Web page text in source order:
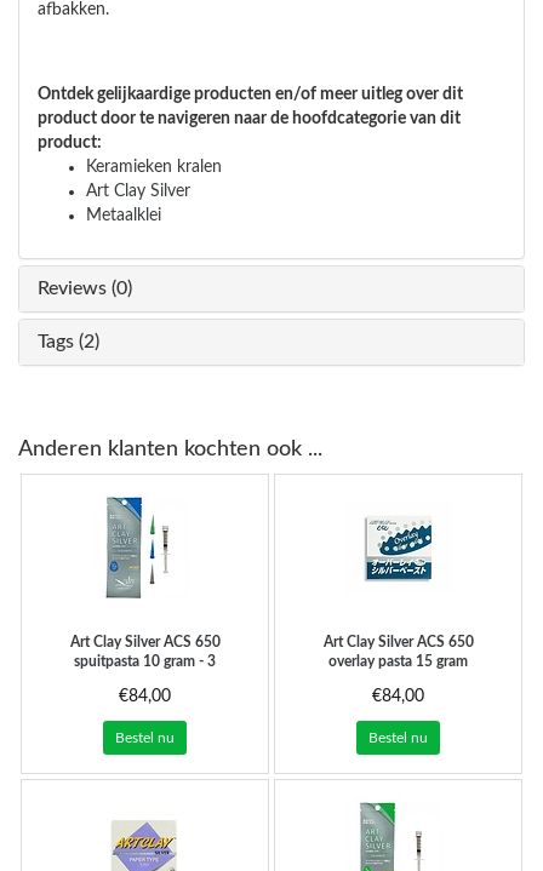
afbakken.
Ontdek gelijkaardige producten en/of meer uitleg over dit
product door te navigeren naar de hoofdcategorie van dit
product:
Keramieken kralen
Art Clay Silver
Metaalklei
Reviews (0)
Tags (2)
Anderen klanten kochten ook ...
Art Clay SilverACS 650
spuitpasta 10 gram - 3
€84,00
Bestel nu
Art Clay SilverACS 650
overlay pasta 15 gram
€84,00
Bestel nu